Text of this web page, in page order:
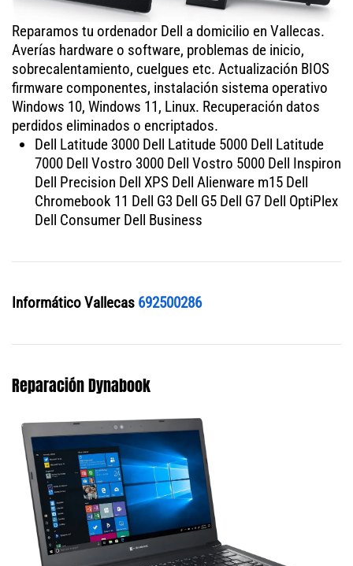
Reparamos tu ordenador Dell a domicilio en Vallecas.
Averías hardware o software, problemas de inicio,
sobrecalentamiento, cuelgues etc. Actualización BIOS
firmware componentes, instalación sistema operativo
Windows 10, Windows 11, Linux. Recuperación datos
perdidos eliminados o encriptados.
Dell Latitude 3000 Dell Latitude 5000 Dell Latitude
7000 Dell Vostro 3000 Dell Vostro 5000 Dell Inspiron
Dell Precision Dell XPS Dell Alienware m15 Dell
Chromebook 11 Dell G3 Dell G5 Dell G7 Dell OptiPlex
Dell Consumer Dell Business
Informático Vallecas 692500286
Reparación Dynabook